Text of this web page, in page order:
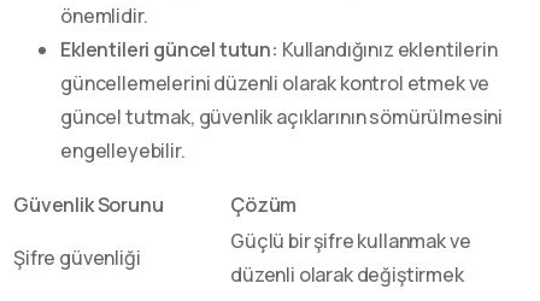
önemlidir.
Eklentileri güncel tutun: Kullandığınız eklentilerin
güncellemelerini düzenli olarak kontrol etmek ve
güncel tutmak, güvenlik açıklarının sömürülmesini
engelleyebilir.
Güvenlik Sorunu
Çözüm
Şifre güvenliği
Güçlü bir şifre kullanmak ve
düzenli olarak değiştirmek